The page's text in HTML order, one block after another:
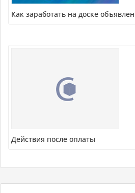
Как заработать на доске
Действия после оплаты